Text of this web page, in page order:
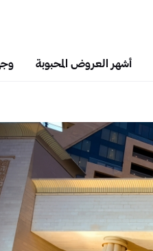
أشهر العروض المحبوبة